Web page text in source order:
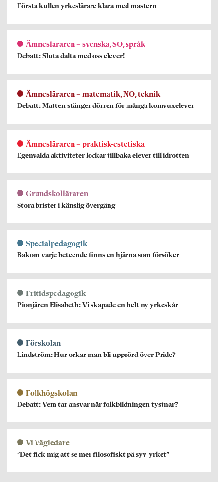
Första kullen yrkeslärare klara med mastern
Ämnesläraren – svenska, SO, språk
Debatt: Sluta dalta med oss elever!
Ämnesläraren – matematik, NO, teknik
Debatt: Matten stänger dörren för många komvuxelever
Ämnesläraren – praktisk-estetiska
Egenvalda aktiviteter lockar tillbaka elever till idrotten
Grundskolläraren
Stora brister i känslig övergång
Specialpedagogik
Bakom varje beteende finns en hjärna som försöker
Fritidspedagogik
Pionjären Elisabeth: Vi skapade en helt ny yrkeskår
Förskolan
Lindström: Hur orkar man bli upprörd över Pride?
Folkhögskolan
Debatt: Vem tar ansvar när folkbildningen tystnar?
Vi Vägledare
”Det fick mig att se mer filosofiskt på syv-yrket”